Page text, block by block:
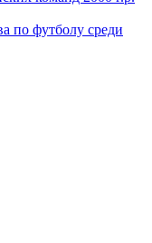
по футболу среди